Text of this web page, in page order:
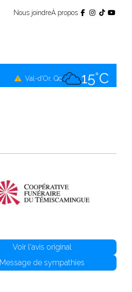
Nous joindreÀ propos
Val-d'Or, Qc 15°C
Voir l'avis original
Message de sympathies